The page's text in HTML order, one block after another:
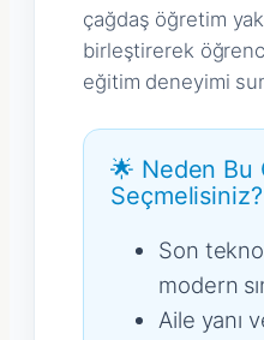
çağdaş öğretim
birleştirerek
eğitim deneyimi
🌟 Neden Bu
Seçmelisiniz?
Son
modern
Aile yanı